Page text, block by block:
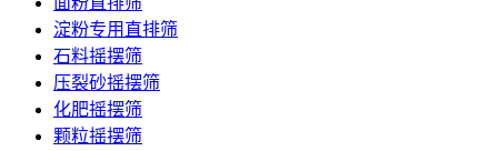
淀粉专用直排筛
石料摇摆筛
压裂砂摇摆筛
化肥摇摆筛
颗粒摇摆筛